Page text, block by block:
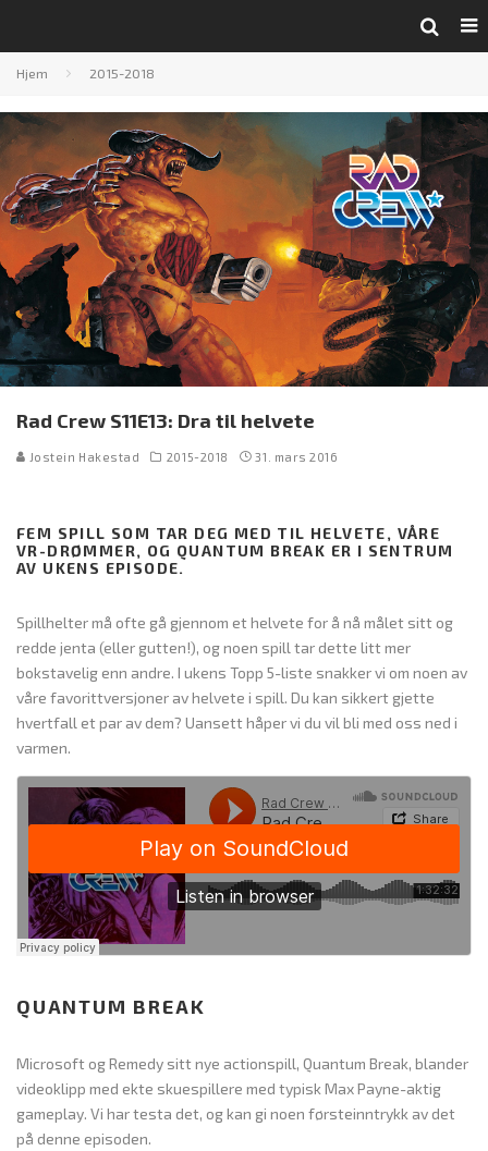
Hjem 2015-2018
Rad Crew S11E13: Dra til helvete
Jostein Hakestad 2015-2018 31. mars 2016
FEM SPILL SOM TAR DEG MED TIL HELVETE, VÅRE
VR-DRØMMER, OG QUANTUM BREAK ER I SENTRUM
AV UKENS EPISODE.
Spillhelter må ofte gå gjennom et helvete for å nå målet sitt og
redde jenta (eller gutten!), og noen spill tar dette litt mer
bokstavelig enn andre. I ukens Topp 5-liste snakker vi om noen av
våre favorittversjoner av helvete i spill. Du kan sikkert gjette
hvertfall et par av dem? Uansett håper vi du vil bli med oss ned i
varmen.
QUANTUM BREAK
Microsoft og Remedy sitt nye actionspill, Quantum Break, blander
videoklipp med ekte skuespillere med typisk Max Payne-aktig
gameplay. Vi har testa det, og kan gi noen førsteinntrykk av det
på denne episoden.